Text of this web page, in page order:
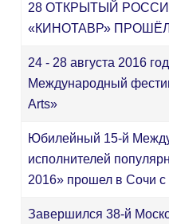
28 ОТКРЫТЫЙ
«КИНОТАВР»
24 - 28 августа 2016
Международный
Arts»
Юбилейный 15-й
исполнителей
2016» прошел в Сочи с
Завершился 38-й